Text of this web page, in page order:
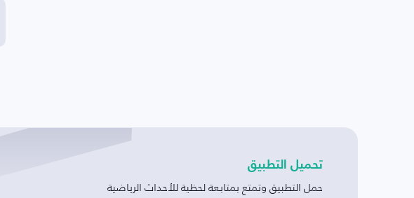
تحميل التطبيق
حمل التطبيق وتمتع بمتابعة لحظية للأحداث الرياضية